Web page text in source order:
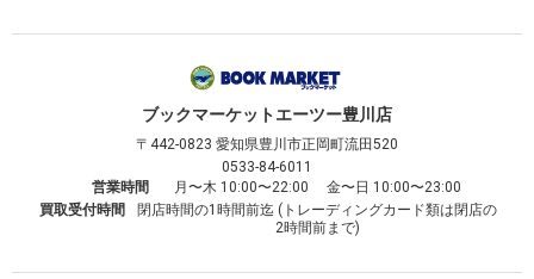
ブックマーケットエーツー豊川店
〒442-0823 愛知県豊川市正岡町流田520
0533-84-6011
営業時間
月〜木 10:00〜22:00 金〜日 10:00〜23:00
買取受付時間
閉店時間の1時間前迄 (トレーディングカード類は閉店の
2時間前まで)